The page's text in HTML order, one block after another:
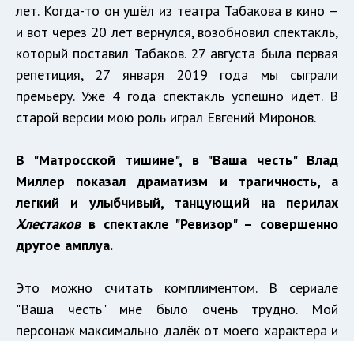
лет. Когда-то он ушёл из театра Табакова в кино –
и вот через 20 лет вернулся, возобновил спектакль,
который поставил Табаков. 27 августа была первая
репетиция, 27 января 2019 года мы сыграли
премьеру. Уже 4 года спектакль успешно идёт. В
старой версии мою роль играл Евгений Миронов.
В "Матросской тишине", в "Ваша честь" Влад
Миллер показал драматизм и трагичность, а
легкий и улыбчивый, танцующий на перилах
Хлестаков в спектакле "Ревизор" – совершенно
другое амплуа.
Это можно считать комплиментом. В сериале
"Ваша честь" мне было очень трудно. Мой
персонаж максимально далёк от моего характера и